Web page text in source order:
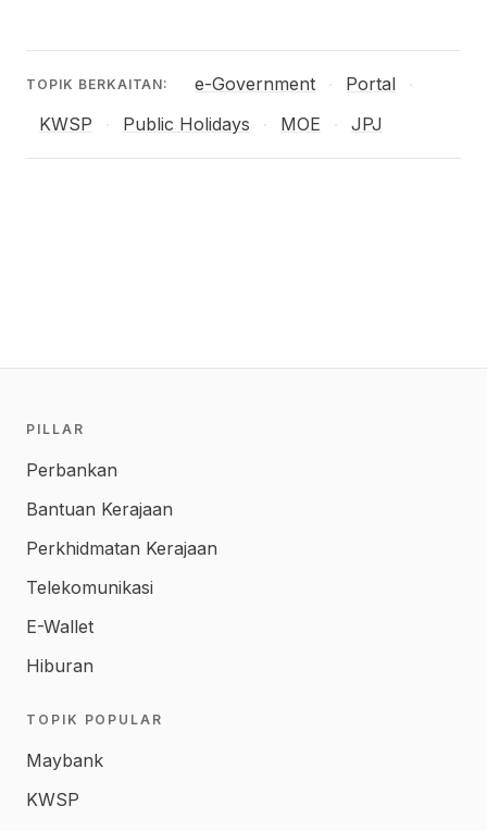
TOPIK BERKAITAN: e-Government Portal
KWSP
Public Holidays MOE JPJ
PILLAR
Perbankan
Bantuan Kerajaan
Perkhidmatan Kerajaan
Telekomunikasi
E-Wallet
Hiburan
TOPIK POPULAR
Maybank
KWSP